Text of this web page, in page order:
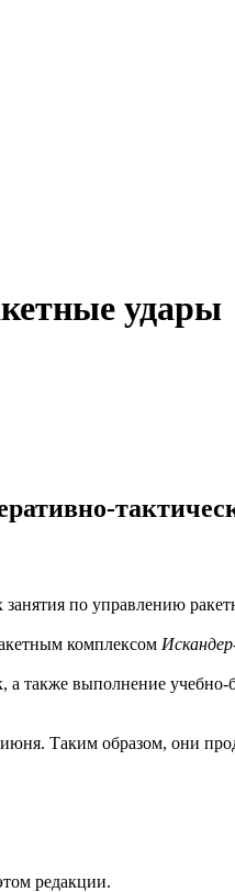
удары
по управлению
комплексом
также выполнение
Таким образом, они
редакции.